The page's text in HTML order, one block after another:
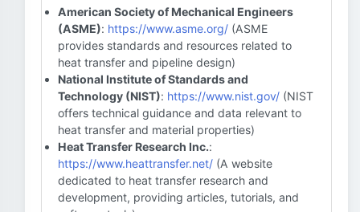
American Society of Mechanical Engineers
(ASME): https://www.asme.org/ (ASME
provides standards and resources related to
heat transfer and pipeline design)
National Institute of Standards and
Technology (NIST): https://www.nist.gov/ (NIST
offers technical guidance and data relevant to
heat transfer and material properties)
Heat Transfer Research Inc.:
https://www.heattransfer.net/ (A website
dedicated to heat transfer research and
development, providing articles, tutorials, and